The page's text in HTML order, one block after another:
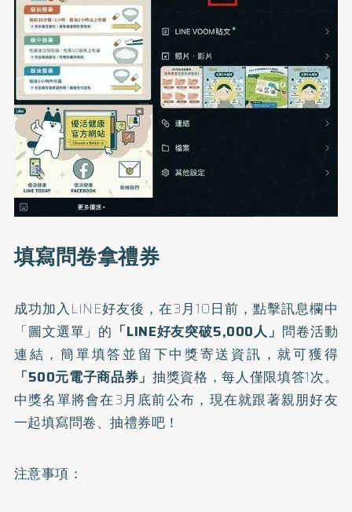
填寫問卷拿禮券
成功加入LINE好友後，在3月10日前，點擊訊息欄中
「圖文選單」的 「LINE好友突破5,000人」 問卷活動
連結，簡單填答並留下中獎寄送資訊，就可獲得
「500元電子商品券」 抽獎資格，每人僅限填答1次。
中獎名單將會在3月底前公布，現在就跟著親朋好友
一起填寫問卷、抽禮券吧！
注意事項：